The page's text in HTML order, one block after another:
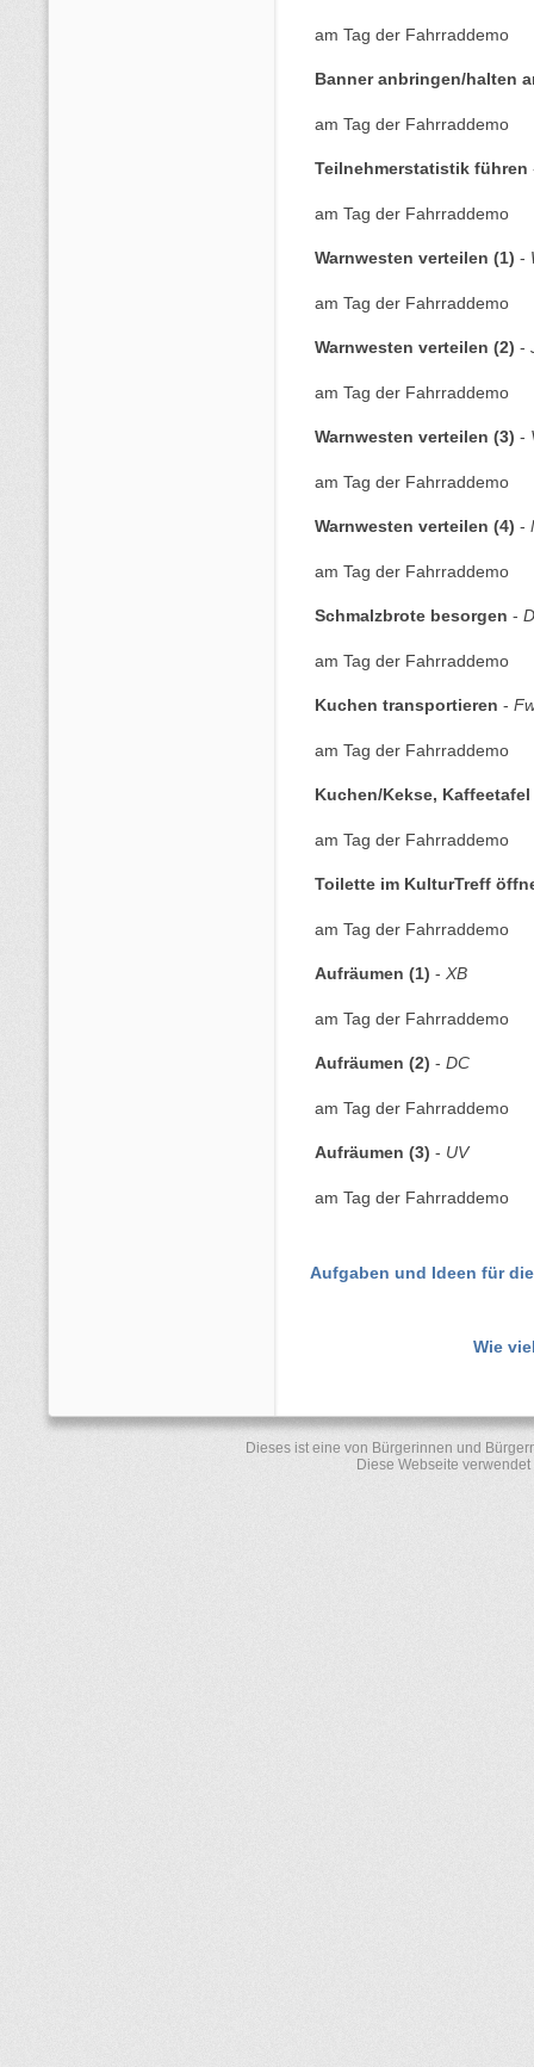
am Tag der Fahrraddemo
Banner anbringen/halten
am Tag der Fahrraddemo
Teilnehmerstatistik führen
am Tag der Fahrraddemo
Warnwesten verteilen (1) -
am Tag der Fahrraddemo
Warnwesten verteilen (2) -
am Tag der Fahrraddemo
Warnwesten verteilen (3) -
am Tag der Fahrraddemo
Warnwesten verteilen (4) -
am Tag der Fahrraddemo
Schmalzbrote besorgen -
am Tag der Fahrraddemo
Kuchen transportieren -
am Tag der Fahrraddemo
Kuchen/Kekse,
am Tag der Fahrraddemo
Toilette im KulturTreff
am Tag der Fahrraddemo
Aufräumen (1) - XB
am Tag der Fahrraddemo
Aufräumen (2) - DC
am Tag der Fahrraddemo
Aufräumen (3) - UV
am Tag der Fahrraddemo
Aufgaben und Ideen für
Wie
Dieses ist eine von Bürgerinnen und
Diese Webseite